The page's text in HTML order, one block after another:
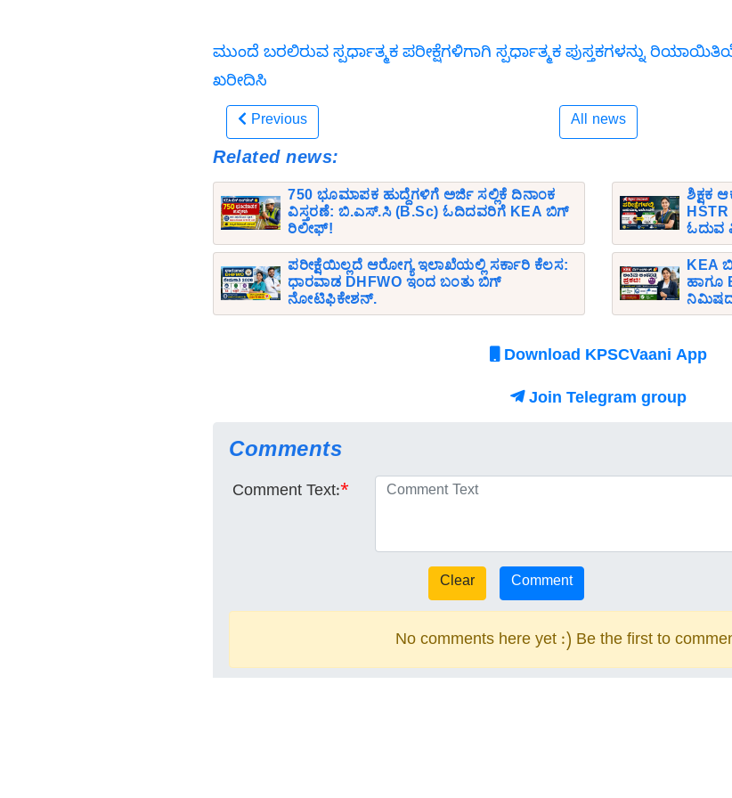
ಮುಂದೆ ಬರಲಿರುವ ಸ್ಪರ್ಧಾತ್ಮಕ ಪರೀಕ್ಷೆಗಳಿಗಾಗಿ ಸ್ಪರ್ಧಾತ್ಮಕ ಪುಸ್ತಕಗಳನ್ನು
ಖರೀದಿಸಿ
Previous All news
Related news:
750 ಭೂಮಾಪಕ ಹುದ್ದೆಗಳಿಗೆ ಅರ್ಜಿ ಸಲ್ಲಿಕೆ ದಿನಾಂಕ
ವಿಸ್ತರಣೆ: ಬಿ.ಎಸ್.ಸಿ (B.Sc) ಓದಿದವರಿಗೆ KEA ಬಿಗ್
ರಿಲೀಫ್!
ಶಿಕ್ಷಕ
ಓದುವ
ಪರೀಕ್ಷೆಯಿಲ್ಲದೆ ಆರೋಗ್ಯ ಇಲಾಖೆಯಲ್ಲಿ ಸರ್ಕಾರಿ ಕೆಲಸ:
ಧಾರವಾಡ DHFWO ಇಂದ ಬಂತು ಬಿಗ್
ನೋಟಿಫಿಕೇಶನ್.
KEA
ಹಾಗೂ
Download KPSCVaani App
Join Telegram group
Comments
Comment Text:*
No comments here yet :) Be the first to